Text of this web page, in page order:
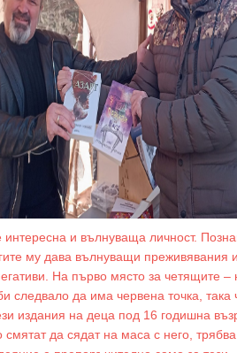
интересна и вълнуваща личност.
му дава вълнуващи преживявания
На първо място за четящите –
следвало да има червена точка, така
издания на деца под 16 годишна
смятат да сядат на маса с него,